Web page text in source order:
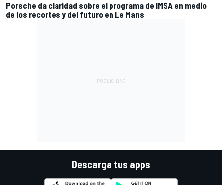
Porsche da claridad sobre el programa de IMSA en medio
de los recortes y del futuro en Le Mans
Descarga tus apps